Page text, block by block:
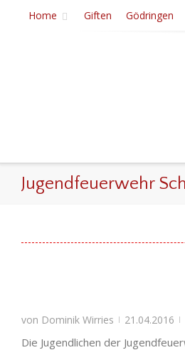
Home Giften Gödringen
Jugendfeuerwehr
von Dominik Wirries | 21.04.2016 |
Die Jugendlichen der